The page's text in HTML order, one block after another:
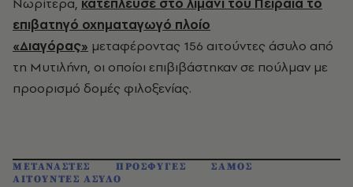
επιβατηγό οχηματαγωγό πλοίο
«Διαγόρας» μεταφέροντας 156 αιτούντες άσυλο από
τη Μυτιλήνη, οι οποίοι επιβιβάστηκαν σε πούλμαν με
προορισμό δομές φιλοξενίας.
ΜΕΤΑΝΑΣΤΕΣ ΠΡΟΣΦΥΓΕΣ
ΣΑΜΟΣ
ΑΙΤΟΥΝΤΕΣ ΑΣΥΛΟ